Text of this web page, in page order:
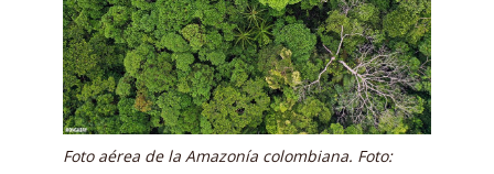
Foto aérea de la Amazonía colombiana. Foto: